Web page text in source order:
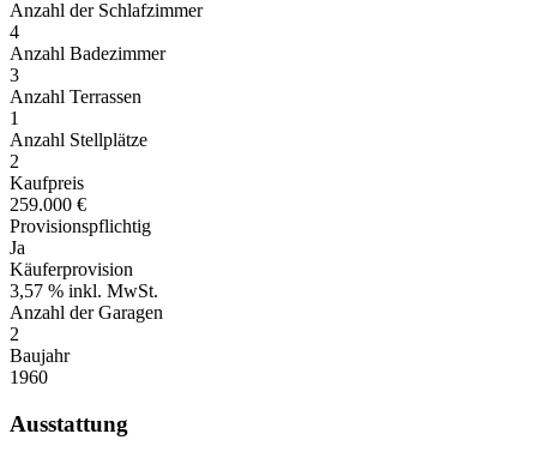
Anzahl der Schlafzimmer
4
Anzahl Badezimmer
3
Anzahl Terrassen
1
Anzahl Stellplätze
2
Kaufpreis
259.000 €
Provisionspflichtig
Ja
Käuferprovision
3,57 % inkl. MwSt.
Anzahl der Garagen
2
Baujahr
1960
Ausstattung